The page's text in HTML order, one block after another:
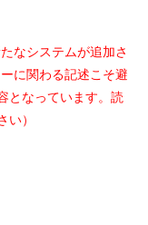
なシステムが追加さ
に関わる記述こそ避
となっています。読
）